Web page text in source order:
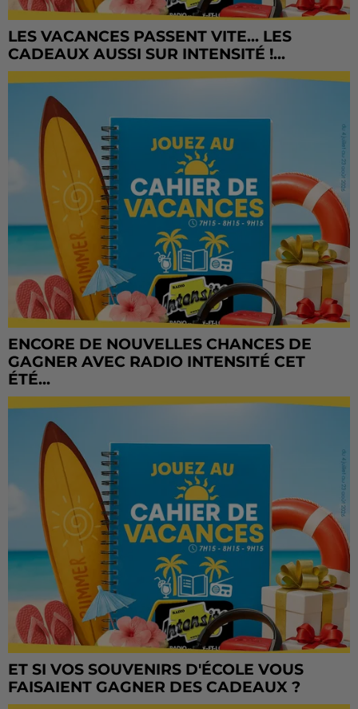
LES VACANCES PASSENT VITE... LES
CADEAUX AUSSI SUR INTENSITÉ !...
ENCORE DE NOUVELLES CHANCES DE
GAGNER AVEC RADIO INTENSITÉ CET
ÉTÉ...
ET SI VOS SOUVENIRS D'ÉCOLE VOUS
FAISAIENT GAGNER DES CADEAUX ?